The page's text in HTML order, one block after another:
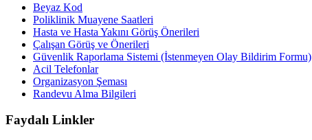
Beyaz Kod
Poliklinik Muayene Saatleri
Hasta ve Hasta Yakını Görüş Önerileri
Çalışan Görüş ve Önerileri
Güvenlik Raporlama Sistemi (İstenmeyen Olay Bildirim Formu)
Acil Telefonlar
Organizasyon Şeması
Randevu Alma Bilgileri
Faydalı Linkler